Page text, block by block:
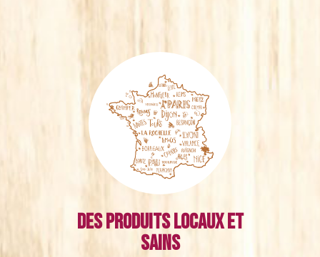
Des produits locaux et
sains